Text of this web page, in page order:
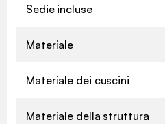
Sedie incluse
Materiale
Materiale dei cuscini
Materiale della struttura